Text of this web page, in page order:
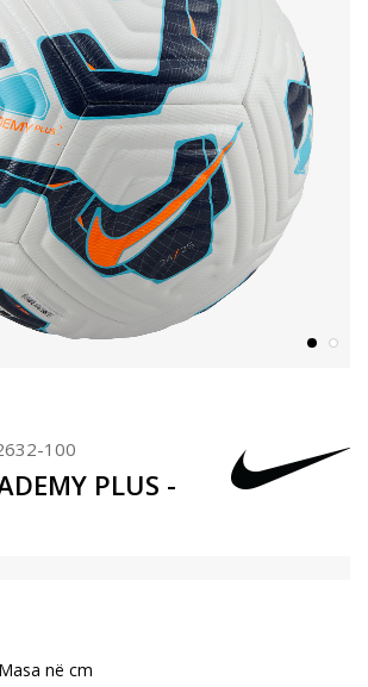
100
PLUS -
Masa në cm